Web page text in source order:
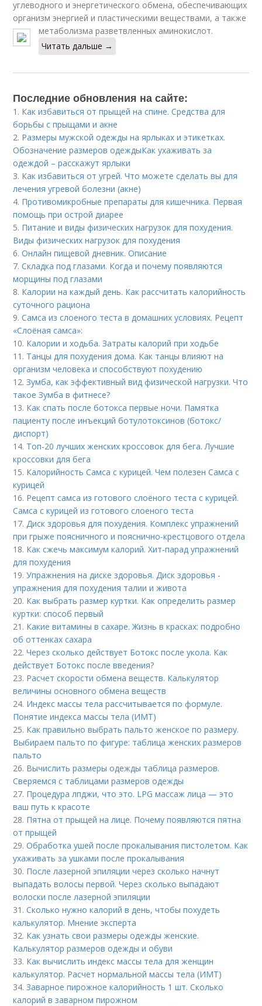
углеводного и энергетического обмена, обеспечивающих
организм энергией и пластическими веществами, а также
метаболизма разветвленных аминокислот.
Читать дальше →
Последние обновления на сайте:
1. Как избавиться от прыщей на спине. Средства для
борьбы с прыщами и акне
2. Размеры мужской одежды на ярлыках и этикетках.
Обозначение размеров одеждыКак ухаживать за
одеждой – расскажут ярлыки
3. Как избавиться от угрей. Что можете сделать вы для
лечения угревой болезни (акне)
4. Противомикробные препараты для кишечника. Первая
помощь при острой диарее
5. Питание и виды физических нагрузок для похудения.
Виды физических нагрузок для похудения
6.Онлайн пищевой дневник. Описание
7.Складка под глазами. Когда и почему появляются
морщины под глазами
8. Калории на каждый день. Как рассчитать калорийность
суточного рациона
9.Самса из слоеного теста в домашних условиях. Рецепт
«Слоёная самса»:
10. Калории и ходьба. Затраты калорий при ходьбе
11. Танцы для похудения дома. Как танцы влияют на
организм человека и способствуют похудению
12.Зумба, как эффективный вид физической нагрузки. Что
такое Зумба в фитнесе?
13. Как спать после ботокса первые ночи. Памятка
пациенту после инъекций ботулотоксинов (ботокс/
диспорт)
14. Топ-20 лучших женских кроссовок для бега. Лучшие
кроссовки для бега
15. Калорийность Самса с курицей. Чем полезен Самса с
курицей
16. Рецепт самса из готового слоёного теста с курицей.
Самса с курицей из готового слоеного теста
17.Диск здоровья для похудения. Комплекс упражнений
при грыже поясничного и пояснично-крестцового отдела
18. Как сжечь максимум калорий. Хит-парад упражнений
для похудения
19.Упражнения на диске здоровья. Диск здоровья -
упражнения для похудения талии и живота
20. Как выбрать размер куртки. Как определить размер
куртки: способ первый
21. Какие витамины в сахаре. Жизнь в красках: подробно
об оттенках сахара
22.Через сколько действует Ботокс после укола. Как
действует Ботокс после введения?
23. Расчет скорости обмена веществ. Калькулятор
величины основного обмена веществ
24. Индекс массы тела рассчитывается по формуле.
Понятие индекса массы тела (ИМТ)
25. Как правильно выбрать пальто женское по размеру.
Выбираем пальто по фигуре: таблица женских размеров
пальто
26. Вычислить размеры одежды таблица размеров.
Сверяемся с таблицами размеров одежды
27. Процедура лпджи, что это. LPG массаж лица — это
ваш путь к красоте
28. Пятна от прыщей на лице. Почему появляются пятна
от прыщей
29.Обработка ушей после прокалывания пистолетом. Как
ухаживать за ушками после прокалывания
30. После лазерной эпиляции через сколько начнут
выпадать волосы первой. Через сколько выпадают
волоски после лазерной эпиляции
31.Сколько нужно калорий в день, чтобы похудеть
калькулятор. Мнение эксперта
32. Как узнать свои размеры одежды женские.
Калькулятор размеров одежды и обуви
33. Как вычислить индекс массы тела для женщин
калькулятор. Расчет нормальной массы тела (ИМТ)
34.Заварное пирожное калорийность 1 шт. Сколько
калорий в заварном пирожном